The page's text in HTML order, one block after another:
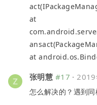
at
at
张明慧 #17 ·
怎么解决的？遇到同